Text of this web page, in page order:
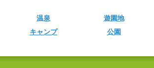
温泉
遊園地
キャンプ 公園